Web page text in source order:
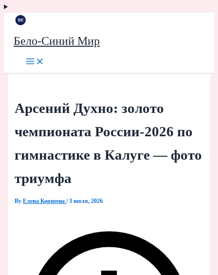
Бело-Синий Мир
Арсений Духно: золото
чемпионата России‑2026 по
гимнастике в Калуге — фото
триумфа
ByЕлена Корнеева/3 июля, 2026